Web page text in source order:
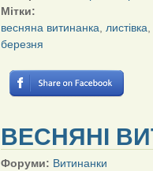
Мітки:
весняна витинанка
листівка
березня
ВЕСНЯНІ
Форуми: Витинанки